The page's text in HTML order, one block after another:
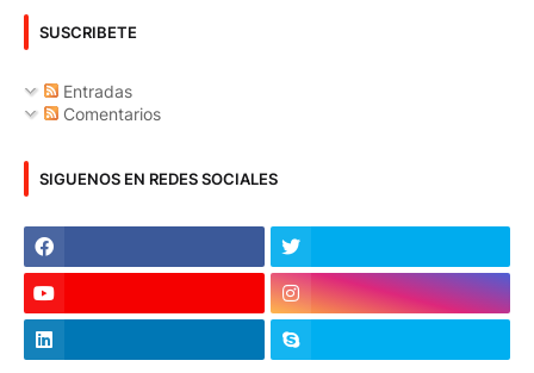
SUSCRIBETE
Entradas
Comentarios
SIGUENOS EN REDES SOCIALES